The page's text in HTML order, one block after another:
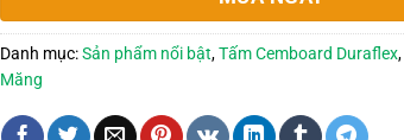
Danh mục:Sản phẩm nổi bật,Tấm Cemboard Duraflex,
Măng